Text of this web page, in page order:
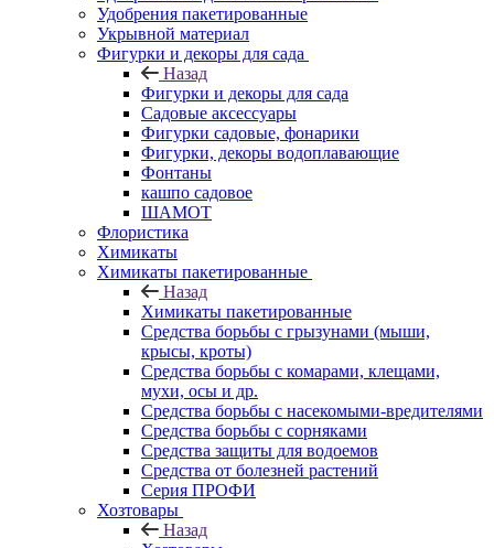
Удобрения пакетированные
Укрывной материал
Фигурки и декоры для сада
Назад
Фигурки и декоры для сада
Садовые аксессуары
Фигурки садовые, фонарики
Фигурки, декоры водоплавающие
Фонтаны
кашпо садовое
ШАМОТ
Флористика
Химикаты
Химикаты пакетированные
Назад
Химикаты пакетированные
Средства борьбы с грызунами (мыши,
крысы, кроты)
Средства борьбы с комарами, клещами,
мухи, осы и др.
Средства борьбы с насекомыми-вредителями
Средства борьбы с сорняками
Средства защиты для водоемов
Средства от болезней растений
Серия ПРОФИ
Хозтовары
Назад